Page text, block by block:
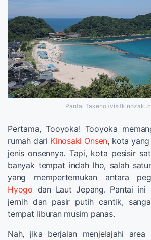
Pantai Takeno
Pertama, Tooyoka! Tooyoka
rumah dari Kinosaki Onsen, kota
jenis onsennya. Tapi, kota pesisir
banyak tempat indah lho, salah
yang mempertemukan antara
Hyogo dan Laut Jepang. Pantai ini
jernih dan pasir putih cantik,
tempat liburan musim panas.
Nah, jika berjalan menjelajahi